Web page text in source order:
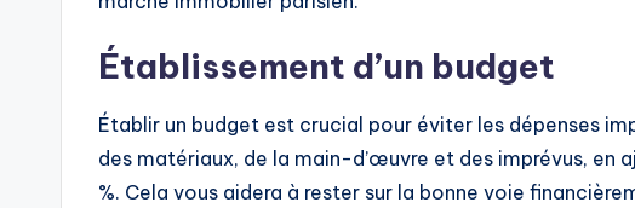
Établissement d’un budget
Établir un budget est crucial pour éviter les dépenses
des matériaux, de la main-d’œuvre et des imprévus, en
%. Cela vous aidera à rester sur la bonne voie